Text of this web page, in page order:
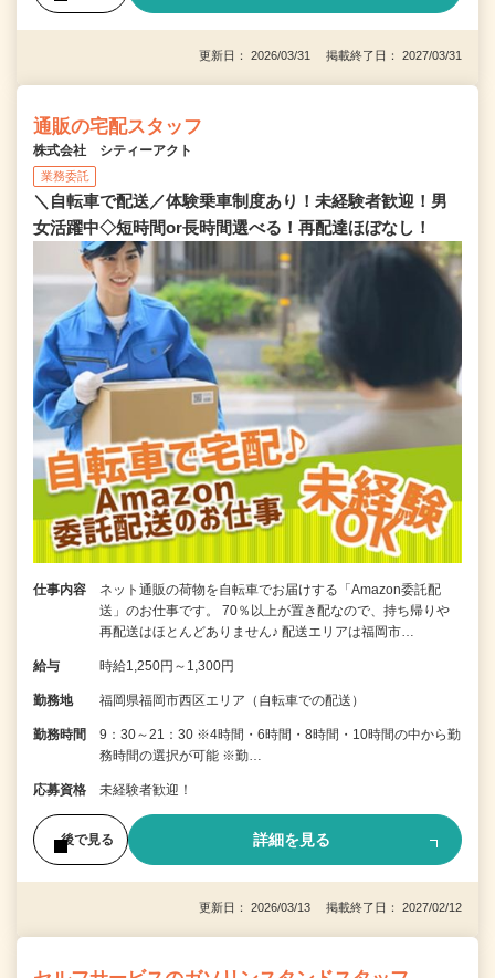
更新日： 2026/03/31 掲載終了日： 2027/03/31
通販の宅配スタッフ
株式会社 シティーアクト
業務委託
＼自転車で配送／体験乗車制度あり！未経験者歓迎！男
女活躍中◇短時間or長時間選べる！再配達ほぼなし！
仕事内容
ネット通販の荷物を自転車でお届けする「Amazon委託配
送」のお仕事です。 70％以上が置き配なので、持ち帰りや
再配送はほとんどありません♪ 配送エリアは福岡市…
給与 時給1,250円～1,300円
勤務地 福岡県福岡市西区エリア（自転車での配送）
勤務時間
9：30～21：30 ※4時間・6時間・8時間・10時間の中から勤
務時間の選択が可能 ※勤…
応募資格 未経験者歓迎！
後で見る 詳細を見る
更新日： 2026/03/13 掲載終了日： 2027/02/12